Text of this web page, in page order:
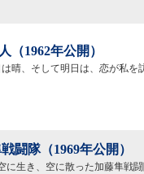
（1962年公開）
晴、そして明日は、恋が私
闘隊（1969年公開）
に生き、空に散った加藤隼戦